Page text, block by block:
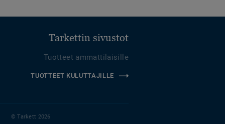
Tarkettin sivustot
Tuotteet ammattilaisille
TUOTTEET KULUTTAJILLE
© Tarkett 2026